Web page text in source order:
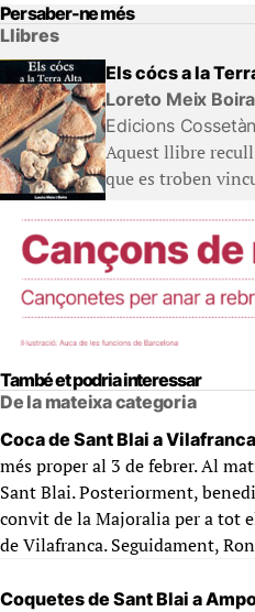
Per saber-ne més
Llibres
Els cócs a la
Loreto Meix Boira
Edicions
Aquest llibre
que es troben
També et podria interessar
De la mateixa categoria
Coca de Sant Blai a
més proper al 3 de febrer. Al
Sant Blai. Posteriorment,
convit de la Majoralia per a tot
de Vilafranca. Seguidament,
Coquetes de Sant Blai a